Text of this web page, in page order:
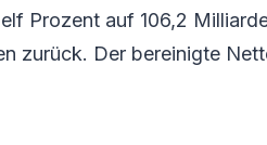
Prozent auf 106,2
zurück. Der bereinigte